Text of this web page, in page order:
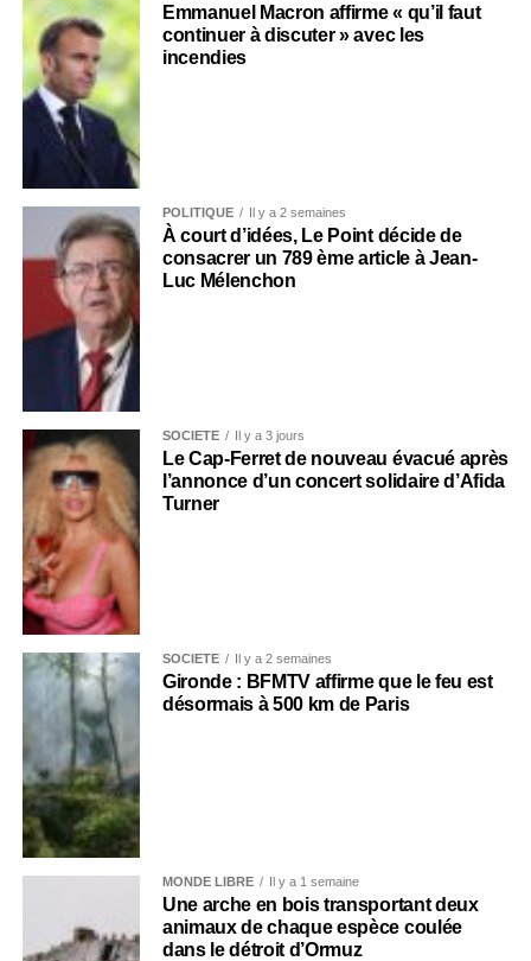
Emmanuel Macron affirme « qu’il faut
continuer à discuter » avec les
incendies
POLITIQUE Il y a 2 semaines
À court d’idées, Le Point décide de
consacrer un 789 ème article à Jean-
Luc Mélenchon
SOCIÉTÉ Il y a 3 jours
Le Cap-Ferret de nouveau évacué après
l’annonce d’un concert solidaire d’Afida
Turner
SOCIÉTÉ Il y a 2 semaines
Gironde : BFMTV affirme que le feu est
désormais à 500 km de Paris
MONDE LIBRE Il y a 1 semaine
Une arche en bois transportant deux
animaux de chaque espèce coulée
dans le détroit d’Ormuz